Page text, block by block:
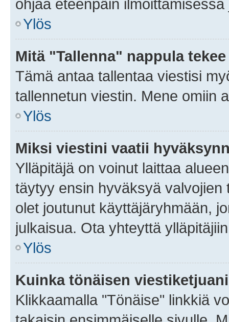
ohjaa eteenpäin
Ylös
Mitä "Tallenna" nappula
Tämä antaa tallentaa viestisi
tallennetun viestin. Mene omiin
Ylös
Miksi viestini vaatii
Ylläpitäjä on voinut laittaa
täytyy ensin hyväksyä
olet joutunut käyttäjäryhmään,
julkaisua. Ota yhteyttä
Ylös
Kuinka tönäisen
Klikkaamalla "Tönäise" linkkiä